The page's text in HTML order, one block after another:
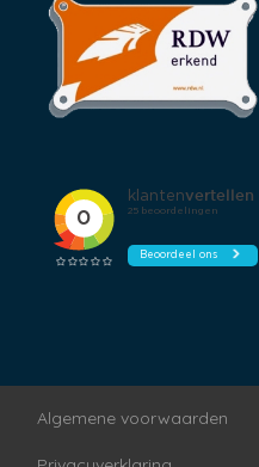
Stuurbekrachtiging
Tachograaf
Tussenschot volledig
Algemene voorwaarden